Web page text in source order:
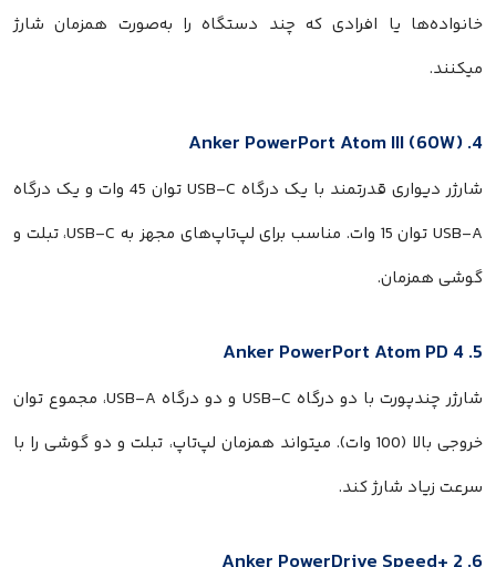
خانواده‌ها یا افرادی که چند دستگاه را به‌صورت همزمان شارژ
میکنند.
4. Anker PowerPort Atom III (60W)
شارژر دیواری قدرتمند با یک درگاه USB-C توان 45 وات و یک درگاه
USB-A توان 15 وات. مناسب برای لپ‌تاپ‌های مجهز به USB-C، تبلت و
گوشی همزمان.
5. Anker PowerPort Atom PD 4
شارژر چندپورت با دو درگاه USB-C و دو درگاه USB-A، مجموع توان
خروجی بالا (100 وات). میتواند همزمان لپ‌تاپ، تبلت و دو گوشی را با
سرعت زیاد شارژ کند.